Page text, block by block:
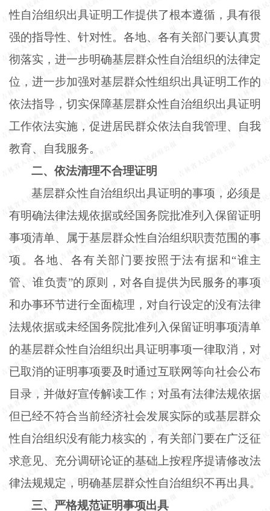
性自治组织出具证明工作提供了根本遵循，具有很
强的指导性、针对性。各地、各有关部门要认真贯
彻落实，进一步明确基层群众性自治组织的法律定
位，进一步加强对基层群众性组织出具证明工作的
依法指导，切实保障基层群众性自治组织出具证明
工作依法实施，促进居民群众依法自我管理、自我
教育、自我服务。
二、依法清理不合理证明
基层群众性自治组织出具证明的事项，必须是
有明确法律法规依据或经国务院批准列入保留证明
事项清单、属于基层群众性自治组织职责范围的事
项。各地、各有关部门要按照于法有据和“谁主
管、谁负责”的原则，对各自提供为民服务的事项
和办事环节进行全面梳理，对自行设定的没有法律
法规依据或未经国务院批准列入保留证明事项清单
的基层群众性自治组织出具证明事项一律取消，对
已取消的证明事项要及时通过互联网等向社会公布
目录，并做好宣传解读工作；对虽有法律法规依据
但已经不符合当前经济社会发展实际的或基层群众
性自治组织没有能力核实的，有关部门要在广泛征
求意见、充分调研论证的基础上按程序提请修改法
律法规规定，明确基层群众性自治组织不再出具。
三、严格规范证明事项出具